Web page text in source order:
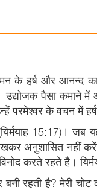
के हर्ष और आनन्द
पैसा कमाने
परमेश्वर के वचन में
15:17)।
अनुशासित नहीं
करते रहते है।
बनी रहती है? मेरी